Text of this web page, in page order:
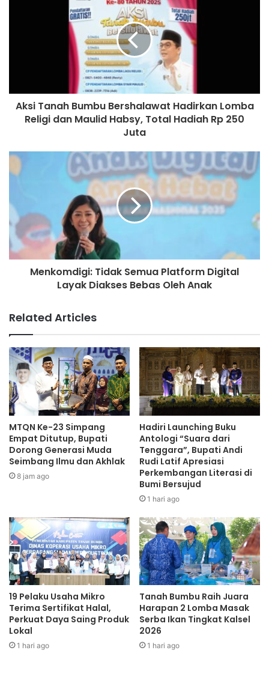
Aksi Tanah Bumbu Bershalawat Hadirkan Lomba
Religi dan Maulid Habsy, Total Hadiah Rp 250
Juta
Menkomdigi: Tidak Semua Platform Digital
Layak Diakses Bebas Oleh Anak
Related Articles
MTQN Ke-23 Simpang
Empat Ditutup, Bupati
Dorong Generasi Muda
Seimbang Ilmu dan Akhlak
8 jam ago
Hadiri Launching Buku
Antologi “Suara dari
Tenggara”, Bupati Andi
Rudi Latif Apresiasi
Perkembangan Literasi di
Bumi Bersujud
1 hari ago
19 Pelaku Usaha Mikro
Terima Sertifikat Halal,
Perkuat Daya Saing Produk
Lokal
1 hari ago
Tanah Bumbu Raih Juara
Harapan 2 Lomba Masak
Serba Ikan Tingkat Kalsel
2026
1 hari ago